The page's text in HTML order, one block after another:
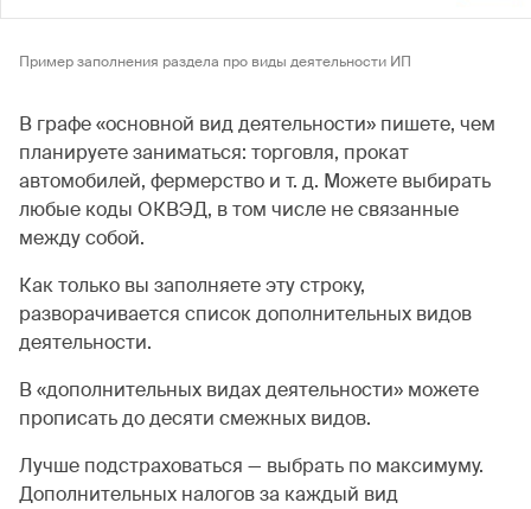
Пример заполнения раздела про виды деятельности ИП
В графе «основной вид деятельности» пишете, чем
планируете заниматься: торговля, прокат
автомобилей, фермерство и т. д. Можете выбирать
любые коды ОКВЭД, в том числе не связанные
между собой.
Как только вы заполняете эту строку,
разворачивается список дополнительных видов
деятельности.
В «дополнительных видах деятельности» можете
прописать до десяти смежных видов.
Лучше подстраховаться — выбрать по максимуму.
Дополнительных налогов за каждый вид